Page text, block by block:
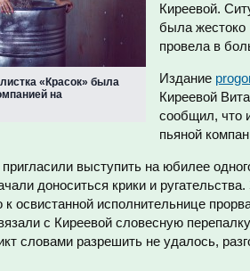
«Красок» была
на
Киреевой.
была жестоко
провела в
Издание
Киреевой
сообщил, что
пьяной
выступить на юбилее
доноситься крики и
к освистанной исполнительнице
с Киреевой словесную
словами разрешить не удалось,